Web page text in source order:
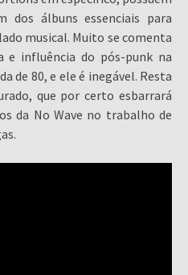
dos álbuns essenciais para
musical. Muito se comenta
e influência do pós-punk na
de 80, e ele é inegável. Resta
que por certo esbarrará
da No Wave no trabalho de